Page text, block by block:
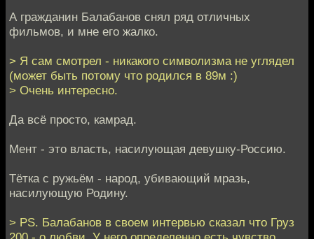
А гражданин Балабанов снял ряд отличных
фильмов, и мне его жалко.
> Я сам смотрел - никакого символизма не углядел
(может быть потому что родился в 89м :)
> Очень интересно.
Да всё просто, камрад.
Мент - это власть, насилующая девушку-Россию.
Тётка с ружьём - народ, убивающий мразь,
насилующую Родину.
> PS. Балабанов в своем интервью сказал что Груз